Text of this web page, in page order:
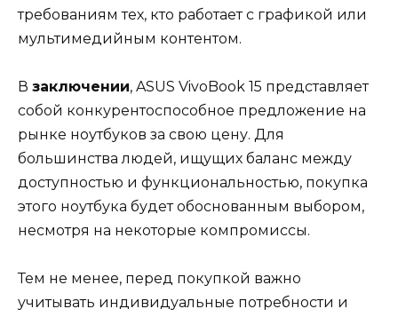
требованиям тех, кто работает с графикой или
мультимедийным контентом.
В заключении, ASUS VivoBook 15 представляет
собой конкурентоспособное предложение на
рынке ноутбуков за свою цену. Для
большинства людей, ищущих баланс между
доступностью и функциональностью, покупка
этого ноутбука будет обоснованным выбором,
несмотря на некоторые компромиссы.
Тем не менее, перед покупкой важно
учитывать индивидуальные потребности и